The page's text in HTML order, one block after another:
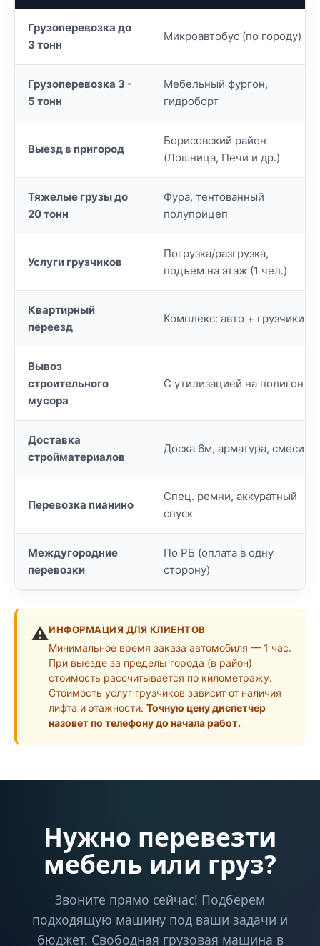
Грузоперевозка до
3 тонн
Микроавтобус (по городу)
Грузоперевозка 3 -
5 тонн
Мебельный фургон,
гидроборт
Выезд в пригород
Борисовский район
(Лошница, Печи и др.)
Тяжелые грузы до
20 тонн
Фура, тентованный
полуприцеп
Услуги грузчиков
Погрузка/разгрузка,
подъем на этаж (1 чел.)
Квартирный
переезд
Комплекс: авто + грузчики
Вывоз
строительного
мусора
С утилизацией на полигон
Доставка
стройматериалов
Доска 6м, арматура, смеси
Перевозка пианино
Спец. ремни, аккуратный
спуск
Междугородние
перевозки
По РБ (оплата в одну
сторону)
⚠️ИНФОРМАЦИЯ ДЛЯ КЛИЕНТОВ
Минимальное время заказа автомобиля — 1 час.
При выезде за пределы города (в район)
стоимость рассчитывается по километражу.
Стоимость услуг грузчиков зависит от наличия
лифта и этажности. Точную цену диспетчер
назовет по телефону до начала работ.
Нужно перевезти
мебель или груз?
Звоните прямо сейчас! Подберем
подходящую машину под ваши задачи и
бюджет. Свободная грузовая машина в